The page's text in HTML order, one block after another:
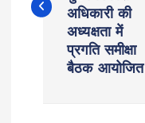
अधिकारी की
अध्यक्षता में
प्रगति समीक्षा
बैठक आयोजित